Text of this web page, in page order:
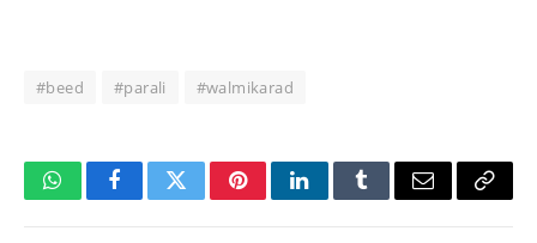
#beed #parali #walmikarad
WhatsAppFacebookTwitterPinterestLinkedInTumblrEmail Copy